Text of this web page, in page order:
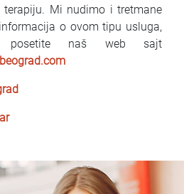
Mi nudimo i tretmane
o ovom tipu usluga,
naš web sajt